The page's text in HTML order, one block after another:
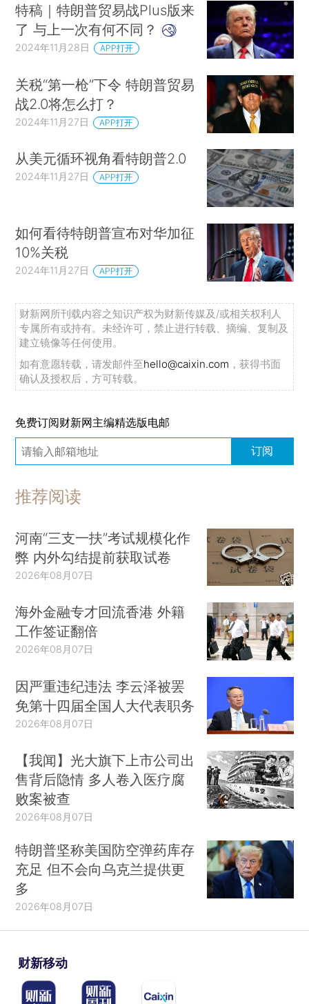
特稿｜特朗普贸易战Plus版来
了 与上一次有何不同？
2024年11月28日 APP打开
关税“第一枪”下令 特朗普贸易
战2.0将怎么打？
2024年11月27日 APP打开
从美元循环视角看特朗普2.0
2024年11月27日 APP打开
如何看待特朗普宣布对华加征
10%关税
2024年11月27日 APP打开
财新网所刊载内容之知识产权为财新传媒及/或相关权利人
专属所有或持有。未经许可，禁止进行转载、摘编、复制及
建立镜像等任何使用。
如有意愿转载，请发邮件至hello@caixin.com ，获得书面
确认及授权后，方可转载。
免费订阅财新网主编精选版电邮
订阅
推荐阅读
河南“三支一扶”考试规模化作
弊 内外勾结提前获取试卷
2026年08月07日
海外金融专才回流香港 外籍
工作签证翻倍
2026年08月07日
因严重违纪违法 李云泽被罢
免第十四届全国人大代表职务
2026年08月07日
【我闻】光大旗下上市公司出
售背后隐情 多人卷入医疗腐
败案被查
2026年08月07日
特朗普坚称美国防空弹药库存
充足 但不会向乌克兰提供更
多
2026年08月07日
财新移动